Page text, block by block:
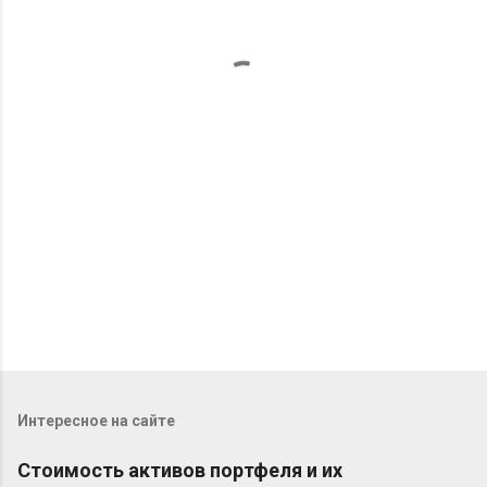
Интересное на сайте
Стоимость активов портфеля и их